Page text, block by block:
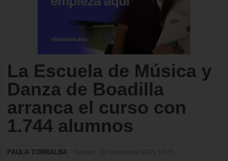
La Escuela de Música y
Danza de Boadilla
arranca el curso con
1.744 alumnos
PAULA TORRALBA